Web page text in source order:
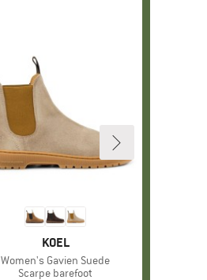
MARCHIO
KOEL
Articolo
Women's Gavien Suede
Gruppo di prodotti
Scarpe barefoot